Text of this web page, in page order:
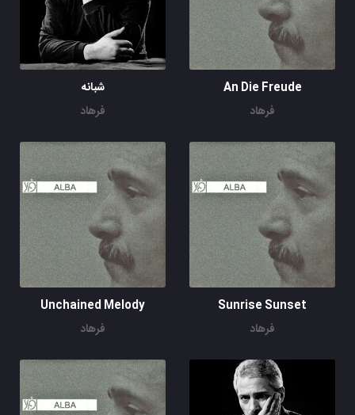
An Die Freude
فرهاد
شبانه
فرهاد
Sunrise Sunset
فرهاد
Unchained Melody
فرهاد